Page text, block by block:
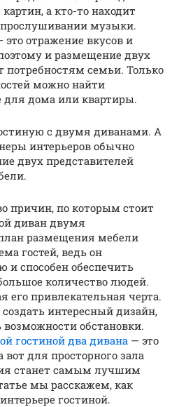
а кто-то находит
прослушивании музыки.
отражение вкусов и
и размещение двух
потребностям семьи. Только
можно найти
дома или квартиры.
с двумя диванами. А
интерьеров обычно
двух представителей
причин, по которым стоит
диван двумя
размещения мебели
гостей, ведь он
и способен обеспечить
количество людей.
его привлекательная черта.
интересный дизайн,
обстановки.
гостиной два дивана — это
для просторного зала
станет самым лучшим
мы расскажем, как
гостиной.